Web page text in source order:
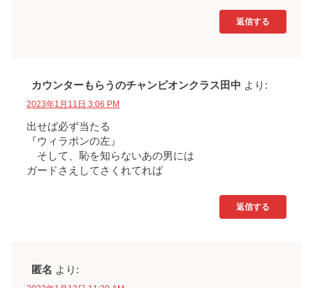
返信する
カウンターもらうのチャンピオンクラス田中 より:
2023年1月11日 3:06 PM
出せば必ず当たる
『ウィラポンの左』
そして、恥を知らないあの男には
ガードさえしてさくれてれば
返信する
匿名 より: